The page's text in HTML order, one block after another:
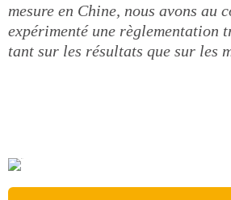
mesure en Chine, nous avons au
expérimenté une règlementation
tant sur les résultats que sur les